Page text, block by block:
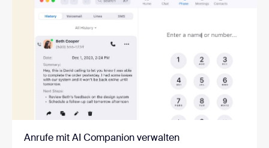
Anrufe mit AI Companion verwalten